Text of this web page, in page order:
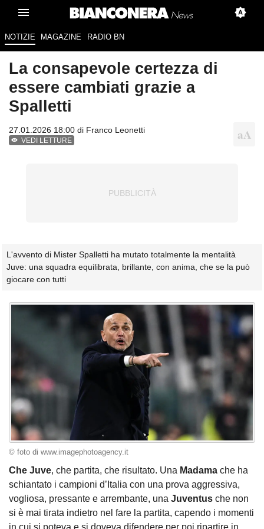
NOTIZIE MAGAZINE RADIO BN
La consapevole certezza di
essere cambiati grazie a
Spalletti
27.01.2026 18:00 di Franco Leonetti
VEDI LETTURE
L'avvento di Mister Spalletti ha mutato totalmente la mentalità
Juve: una squadra equilibrata, brillante, con anima, che se la può
giocare con tutti
© foto di www.imagephotoagency.it
Che Juve, che partita, che risultato. Una Madama che ha
schiantato i campioni d’Italia con una prova aggressiva,
vogliosa, pressante e arrembante, una Juventus che non
si è mai tirata indietro nel fare la partita, capendo i momenti